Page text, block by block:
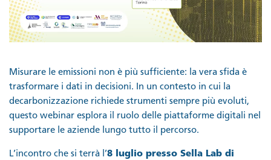
Misurare le emissioni non è più sufficiente: la vera sfida è
trasformare i dati in decisioni. In un contesto in cui la
decarbonizzazione richiede strumenti sempre più evoluti,
questo webinar esplora il ruolo delle piattaforme digitali nel
supportare le aziende lungo tutto il percorso.
L’incontro che si terrà l’8 luglio presso Sella Lab di